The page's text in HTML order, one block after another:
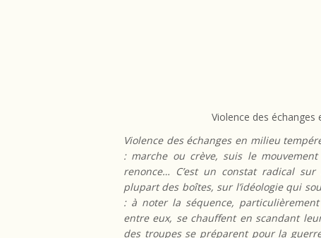
Violence des
Violence des échanges en milieu
: marche ou crève, suis le
renonce… C’est un constat radical
plupart des boîtes, sur l’idéologie qui
: à noter la séquence,
entre eux, se chauffent en scandant
des troupes se préparent pour la